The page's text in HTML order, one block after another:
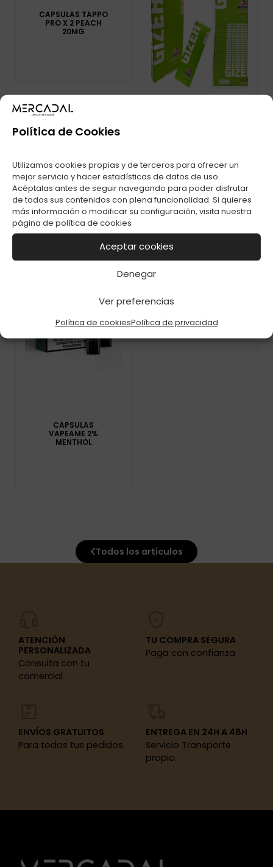
Política de Cookies
Utilizamos cookies propias y de terceros para ofrecer un
mejor servicio y hacer estadísticas de datos de uso.
Acéptalas antes de seguir navegando para poder disfrutar
de todos sus contenidos con plena funcionalidad. Si quieres
más información o modificar su configuración, visita nuestra
página de política de cookies
Aceptar cookies
Denegar
Ver preferencias
Política de cookiesPolítica de privacidad
CAPSULAS TAPPO
PRO X 2 PEACH
20MG
FRUIT 20MG
CAPSULAS
VAPEAME 2%
MENTHOL
PRO X 1 TRIPLE
Todos los artículos
ATENCIÓN
PERSONALIZADA
Consulta con tu
comercial
TU COMPRA SEGURA
Paga con confianza
ENVÍOS GRATUITOS
Para todos tus pedidos
ENTREGA EN 24H A 48H
Servicio Transporte
propio.